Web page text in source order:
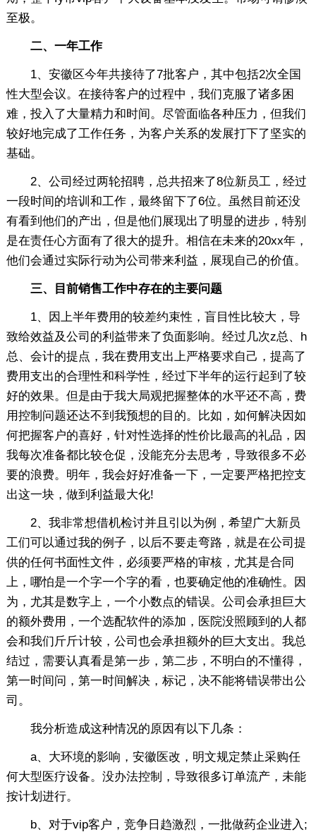
至极。
二、一年工作
1、安徽区今年共接待了7批客户，其中包括2次全国
性大型会议。在接待客户的过程中，我们克服了诸多困
难，投入了大量精力和时间。尽管面临各种压力，但我们
较好地完成了工作任务，为客户关系的发展打下了坚实的
基础。
2、公司经过两轮招聘，总共招来了8位新员工，经过
一段时间的培训和工作，最终留下了6位。虽然目前还没
有看到他们的产出，但是他们展现出了明显的进步，特别
是在责任心方面有了很大的提升。相信在未来的20xx年，
他们会通过实际行动为公司带来利益，展现自己的价值。
三、目前销售工作中存在的主要问题
1、因上半年费用的较差约束性，盲目性比较大，导
致给效益及公司的利益带来了负面影响。经过几次z总、h
总、会计的提点，我在费用支出上严格要求自己，提高了
费用支出的合理性和科学性，经过下半年的运行起到了较
好的效果。但是由于我大局观把握整体的水平还不高，费
用控制问题还达不到我预想的目的。比如，如何解决因如
何把握客户的喜好，针对性选择的性价比最高的礼品，因
我每次准备都比较仓促，没能充分去思考，导致很多不必
要的浪费。明年，我会好好准备一下，一定要严格把控支
出这一块，做到利益最大化!
2、我非常想借机检讨并且引以为例，希望广大新员
工们可以通过我的例子，以后不要走弯路，就是在公司提
供的任何书面性文件，必须要严格的审核，尤其是合同
上，哪怕是一个字一个字的看，也要确定他的准确性。因
为，尤其是数字上，一个小数点的错误。公司会承担巨大
的额外费用，一个选配软件的添加，医院没照顾到的人都
会和我们斤斤计较，公司也会承担额外的巨大支出。我总
结过，需要认真看是第一步，第二步，不明白的不懂得，
第一时间问，第一时间解决，标记，决不能将错误带出公
司。
我分析造成这种情况的原因有以下几条：
a、大环境的影响，安徽医改，明文规定禁止采购任
何大型医疗设备。没办法控制，导致很多订单流产，未能
按计划进行。
b、对于vip客户，竞争日趋激烈，一批做药企业进入;